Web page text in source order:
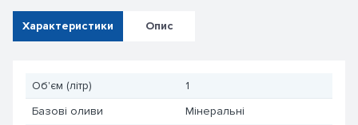
Характеристики Опис
Об'єм (літр)
1
Базові оливи
Мінеральні